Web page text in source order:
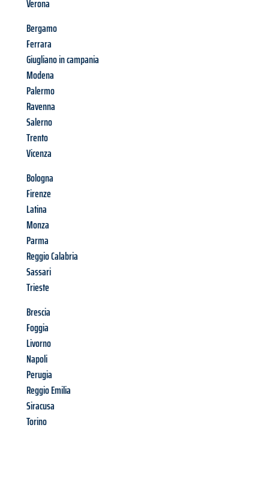
Verona
Bergamo
Ferrara
Giugliano in campania
Modena
Palermo
Ravenna
Salerno
Trento
Vicenza
Bologna
Firenze
Latina
Monza
Parma
Reggio Calabria
Sassari
Trieste
Brescia
Foggia
Livorno
Napoli
Perugia
Reggio Emilia
Siracusa
Torino